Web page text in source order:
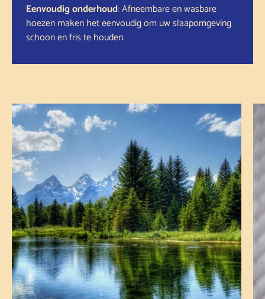
Eenvoudig onderhoud: Afneembare en wasbare
hoezen maken het eenvoudig om uw slaapomgeving
schoon en fris te houden.